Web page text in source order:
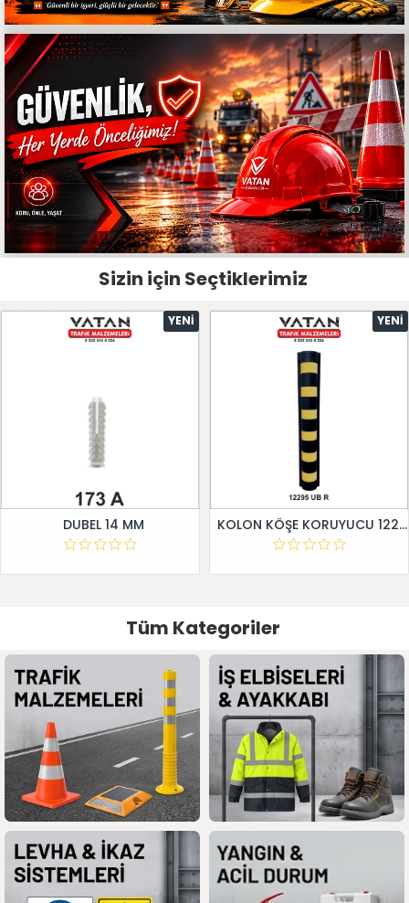
Sizin için Seçtiklerimiz
YENI
DUBEL 14 MM
YENI
KOLON KÖŞE KORUYUCU 12295 UB R
Tüm Kategoriler